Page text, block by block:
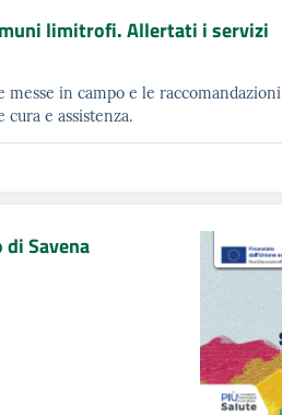
limitrofi. Allertati i servizi
in campo e le raccomandazioni
e assistenza.
di Savena